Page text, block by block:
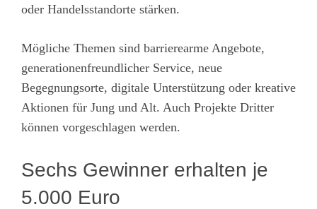
oder Handelsstandorte stärken.
Mögliche Themen sind barrierearme Angebote,
generationenfreundlicher Service, neue
Begegnungsorte, digitale Unterstützung oder kreative
Aktionen für Jung und Alt. Auch Projekte Dritter
können vorgeschlagen werden.
Sechs Gewinner erhalten je
5.000 Euro